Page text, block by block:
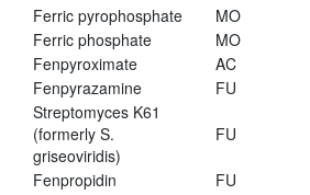
Ferric pyrophosphate
MO
Ferric phosphate
MO
Fenpyroximate
AC
Fenpyrazamine
FU
Streptomyces K61
(formerly S.
griseoviridis)
FU
Fenpropidin FU